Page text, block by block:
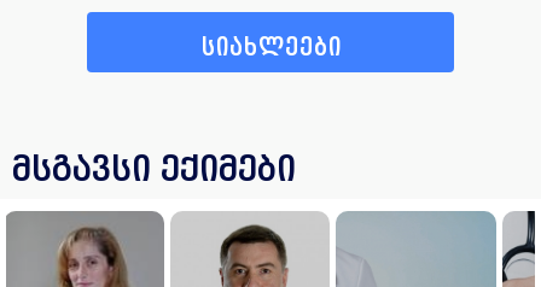
სიახლეები
მსგავსი ექიმები